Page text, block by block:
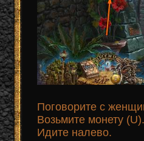
Поговорите с
Возьмите монету (U).
Идите налево.